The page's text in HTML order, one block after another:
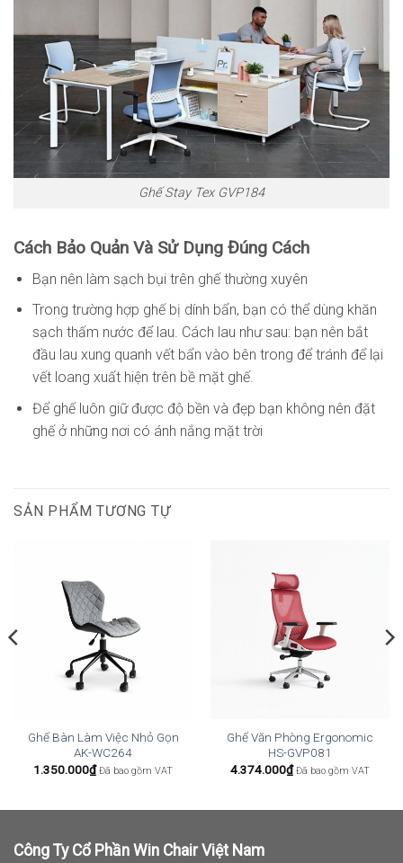
Ghế Stay Tex GVP184
Cách Bảo Quản Và Sử Dụng Đúng Cách
Bạn nên làm sạch bụi trên ghế thường xuyên
Trong trường hợp ghế bị dính bẩn, bạn có thể dùng khăn
sạch thấm nước để lau. Cách lau như sau: bạn nên bắt
đầu lau xung quanh vết bẩn vào bên trong để tránh để lại
vết loang xuất hiện trên bề mặt ghế.
Để ghế luôn giữ được độ bền và đẹp bạn không nên đặt
ghế ở những nơi có ánh nắng mặt trời
SẢN PHẨM TƯƠNG TỰ
Ghế Bàn Làm Việc Nhỏ Gọn
AK-WC264
1.350.000₫ Đã bao gồm VAT
Ghế Văn Phòng Ergonomic
HS-GVP081
4.374.000₫ Đã bao gồm VAT
Công Ty Cổ Phần Win Chair Việt Nam